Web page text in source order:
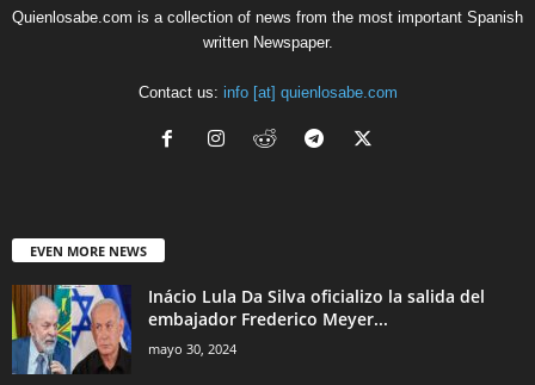
Quienlosabe.com is a collection of news from the most important Spanish
written Newspaper.
Contact us: info [at] quienlosabe.com
EVEN MORE NEWS
Inácio Lula Da Silva oficializo la salida del
embajador Frederico Meyer...
mayo 30, 2024